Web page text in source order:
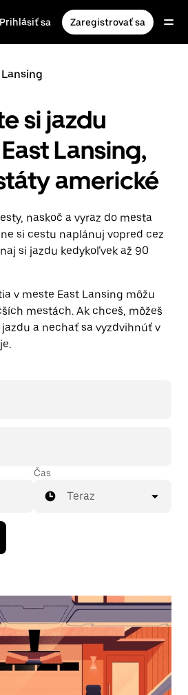
Prihlásiť sa Zaregistrovať sa
si jazdu
Lansing,
americké
naskoč a vyraz do mesta
si cestu naplánuj vopred cez
si jazdu kedykoľvek až 90
v meste East Lansing môžu
mestách. Ak chceš, môžeš
a nechať sa vyzdvihnúť v
Čas
Teraz